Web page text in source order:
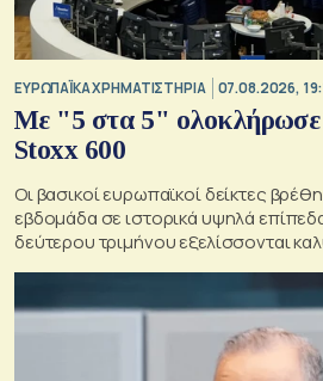
ΕΥΡΩΠΑΪΚΑ ΧΡΗΜΑΤΙΣΤΗΡΙΑ 07.08.2026,
Με "5 στα 5" ολοκλήρωσε
Stoxx 600
Οι βασικοί ευρωπαϊκοί δείκτες
εβδομάδα σε ιστορικά υψηλά
δεύτερου τριμήνου εξελίσσονται